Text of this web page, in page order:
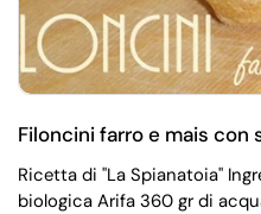
Filoncini farro e mais con
Ricetta di "La Spianatoia"
biologica Arifa 360 gr di